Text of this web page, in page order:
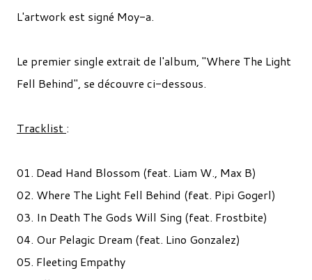
L'artwork est signé Moy-a.
Le premier single extrait de l'album, "Where The Light
Fell Behind", se découvre ci-dessous.
Tracklist :
01. Dead Hand Blossom (feat. Liam W., Max B)
02. Where The Light Fell Behind (feat. Pipi Gogerl)
03. In Death The Gods Will Sing (feat. Frostbite)
04. Our Pelagic Dream (feat. Lino Gonzalez)
05. Fleeting Empathy